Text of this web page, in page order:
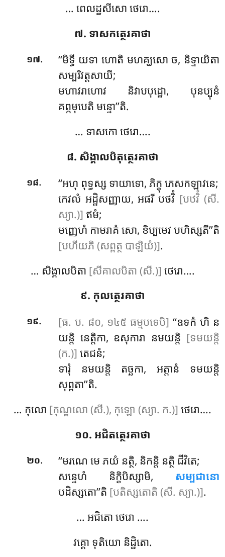
… ពេលដ្ឋសីសោ ថេរោ….
៧. ទាសកត្ថេរគាថា
១៧. ‘‘មិទ្ធី យទា ហោតិ មហគ្ឃសោ ច, និទ្ទាយិតា
សម្បរិវត្តសាយី;
មហាវរាហោវ និវាបបុដ្ឋោ, បុនប្បុនំ
គព្ភមុបេតិ មន្ទោ’’តិ.
… ទាសកោ ថេរោ….
៨. សិង្គាលបិតុត្ថេរគាថា
១៨. ‘‘អហុ ពុទ្ធស្ស ទាយាទោ, ភិក្ខុ ភេសកឡាវនេ;
កេវលំ អដ្ឋិសញ្ញាយ, អផរី បថវិំ [បឋវិំ (សី.
ស្យា.)] ឥមំ;
មញ្ញេហំ កាមរាគំ សោ, ខិប្បមេវ បហិស្សតី’’តិ
[បហីយភិ (សព្ពត្ថ បាឡិយំ)].
… សិង្គាលបិតា [សីគាលបិតា (សី.)] ថេរោ….
៩. កុលត្ថេរគាថា
១៩. [ធ. ប. ៨០, ១៤៥ ធម្មបទេបិ] ‘‘ឧទកំ ហិ ន
យន្តិ នេត្តិកា, ឧសុការា នមយន្តិ [ទមយន្តិ
(ក.)] តេជនំ;
ទារុំ នមយន្តិ តច្ឆកា, អត្តានំ ទមយន្តិ
សុព្ពតា’’តិ.
… កុលោ [កុណ្ឌលោ (សី.), កុឡោ (ស្យា. ក.)] ថេរោ….
១០. អជិតត្ថេរគាថា
២០.
‘‘មរណេ មេ ភយំ នត្ថិ, និកន្តិ នត្ថិ ជីវិតេ;
សន្ទេហំ និក្ខិបិស្សាមិ, សម្បជានោ
បដិស្សតោ’’តិ [បតិស្សតោតិ (សី. ស្យា.)].
… អជិតោ ថេរោ ….
វគ្គោ ទុតិយោ និដ្ឋិតោ.